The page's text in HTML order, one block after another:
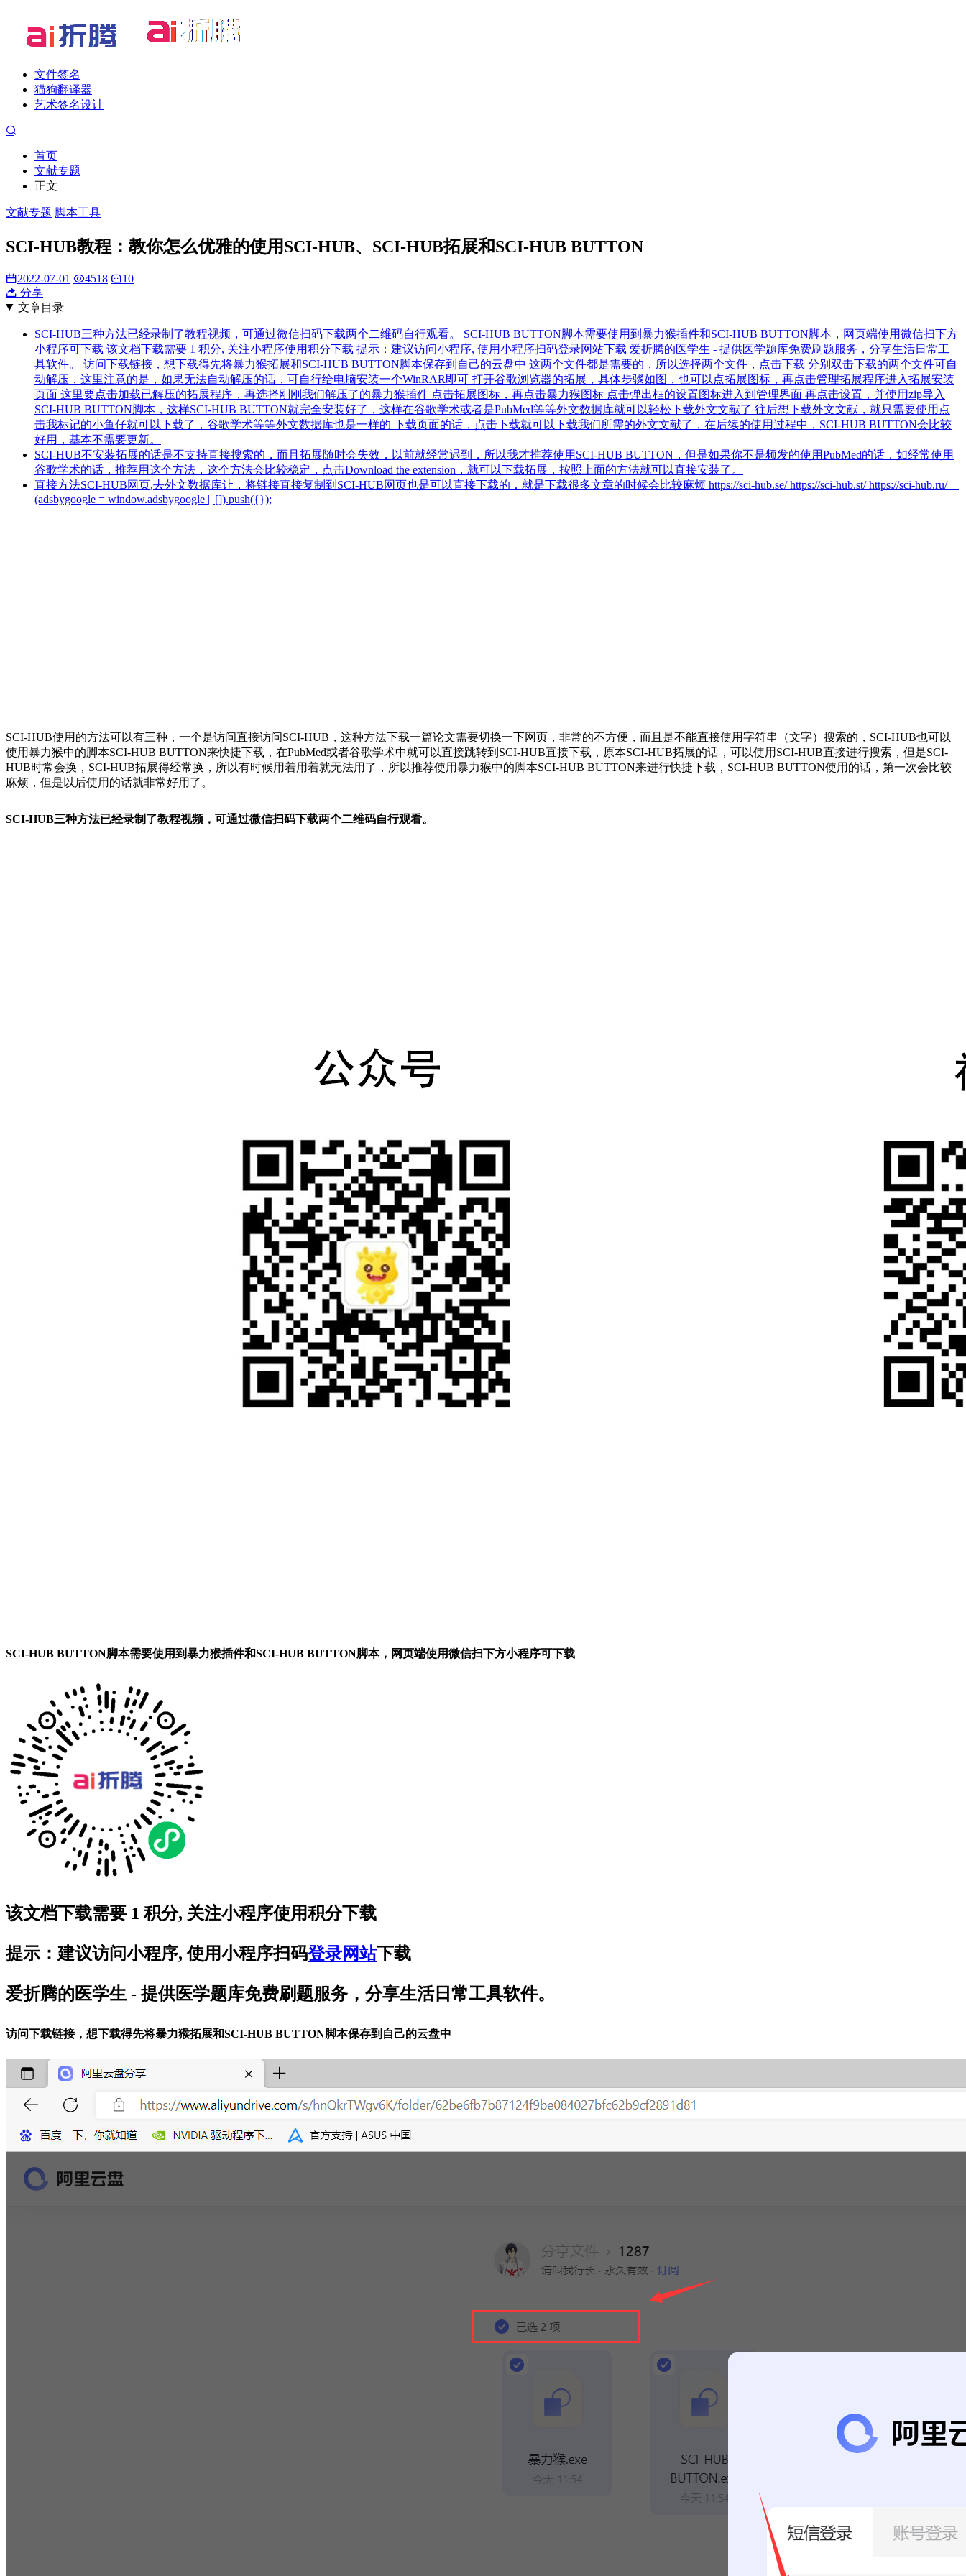
文件签名
猫狗翻译器
艺术签名设计
首页
文献专题
正文
文献专题 脚本工具
SCI-HUB教程：教你怎么优雅的使用SCI-HUB、SCI-HUB拓展和SCI-HUB BUTTON
2022-07-01 4518
10
分享
文章目录
SCI-HUB三种方法已经录制了教程视频，可通过微信扫码下载两个二维码自行观看。 SCI-HUB BUTTON脚本需要使用到暴力猴插件和SCI-HUB BUTTON脚本，网页端使用微信扫下方
小程序可下载 该文档下载需要 1 积分, 关注小程序使用积分下载 提示：建议访问小程序, 使用小程序扫码登录网站下载 爱折腾的医学生 - 提供医学题库免费刷题服务，分享生活日常工
具软件。 访问下载链接，想下载得先将暴力猴拓展和SCI-HUB BUTTON脚本保存到自己的云盘中 这两个文件都是需要的，所以选择两个文件，点击下载 分别双击下载的两个文件可自
动解压，这里注意的是，如果无法自动解压的话，可自行给电脑安装一个WinRAR即可 打开谷歌浏览器的拓展，具体步骤如图，也可以点拓展图标，再点击管理拓展程序进入拓展安装
页面 这里要点击加载已解压的拓展程序，再选择刚刚我们解压了的暴力猴插件 点击拓展图标，再点击暴力猴图标 点击弹出框的设置图标进入到管理界面 再点击设置，并使用zip导入
SCI-HUB BUTTON脚本，这样SCI-HUB BUTTON就完全安装好了，这样在谷歌学术或者是PubMed等等外文数据库就可以轻松下载外文文献了 往后想下载外文文献，就只需要使用点
击我标记的小鱼仔就可以下载了，谷歌学术等等外文数据库也是一样的 下载页面的话，点击下载就可以下载我们所需的外文文献了，在后续的使用过程中，SCI-HUB BUTTON会比较
好用，基本不需要更新。
SCI-HUB不安装拓展的话是不支持直接搜索的，而且拓展随时会失效，以前就经常遇到，所以我才推荐使用SCI-HUB BUTTON，但是如果你不是频发的使用PubMed的话，如经常使用
谷歌学术的话，推荐用这个方法，这个方法会比较稳定，点击Download the extension，就可以下载拓展，按照上面的方法就可以直接安装了。
直接方法SCI-HUB网页,去外文数据库让，将链接直接复制到SCI-HUB网页也是可以直接下载的，就是下载很多文章的时候会比较麻烦 https://sci-hub.se/ https://sci-hub.st/ https://sci-hub.ru/
(adsbygoogle = window.adsbygoogle || []).push({});
SCI-HUB使用的方法可以有三种，一个是访问直接访问SCI-HUB，这种方法下载一篇论文需要切换一下网页，非常的不方便，而且是不能直接使用字符串（文字）搜索的，SCI-HUB也可以
使用暴力猴中的脚本SCI-HUB BUTTON来快捷下载，在PubMed或者谷歌学术中就可以直接跳转到SCI-HUB直接下载，原本SCI-HUB拓展的话，可以使用SCI-HUB直接进行搜索，但是SCI-
HUB时常会换，SCI-HUB拓展得经常换，所以有时候用着用着就无法用了，所以推荐使用暴力猴中的脚本SCI-HUB BUTTON来进行快捷下载，SCI-HUB BUTTON使用的话，第一次会比较
麻烦，但是以后使用的话就非常好用了。
SCI-HUB三种方法已经录制了教程视频，可通过微信扫码下载两个二维码自行观看。
SCI-HUB BUTTON脚本需要使用到暴力猴插件和SCI-HUB BUTTON脚本，网页端使用微信扫下方小程序可下载
该文档下载需要 1 积分, 关注小程序使用积分下载
提示：建议访问小程序, 使用小程序扫码登录网站下载
爱折腾的医学生 - 提供医学题库免费刷题服务，分享生活日常工具软件。
访问下载链接，想下载得先将暴力猴拓展和SCI-HUB BUTTON脚本保存到自己的云盘中